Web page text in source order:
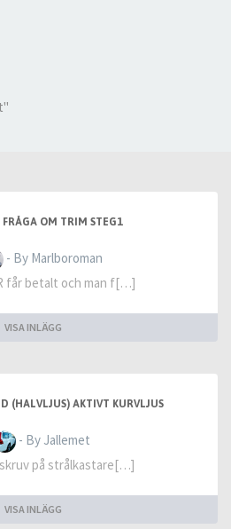
FRÅGA OM TRIM STEG1
- By Marlboroman
får betalt och man f[…]
VISA INLÄGG
(HALVLJUS) AKTIVT KURVLJUS
- By Jallemet
på strålkastare[…]
VISA INLÄGG